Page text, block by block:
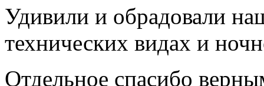
Удивили и обрадовали
технических видах и
Отдельное спасибо